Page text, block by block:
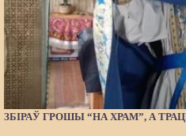
ЗБІРАЎ ГРОШЫ “НА ХРАМ”, А